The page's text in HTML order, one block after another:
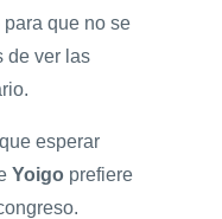
que no se
de ver las
esperar
Yoigo prefiere